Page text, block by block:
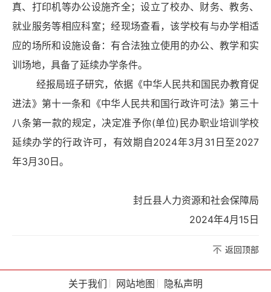
真、打印机等办公设施齐全；设立了校办、财务、教务、
就业服务等相应科室；经现场查看，该学校有与办学相适
应的场所和设施设备：有合法独立使用的办公、教学和实
训场地，具备了延续办学条件。
经报局班子研究，依据《中华人民共和国民办教育促
进法》第十一条和《中华人民共和国行政许可法》第三十
八条第一款的规定，决定准予你(单位)民办职业培训学校
延续办学的行政许可，有效期自2024年3月31日至2027
年3月30日。
封丘县人力资源和社会保障局
2024年4月15日
返回顶部
关于我们 网站地图 隐私声明